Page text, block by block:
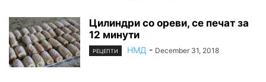
Цилиндри со ореви, се печат за
12 минути
РЕЦЕПТИ НМД - December 31, 2018